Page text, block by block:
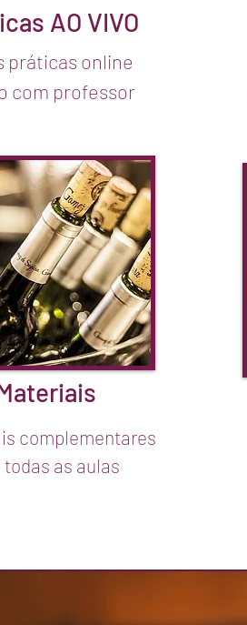
AO VIVO
práticas online
com professor
complementares
todas as aulas